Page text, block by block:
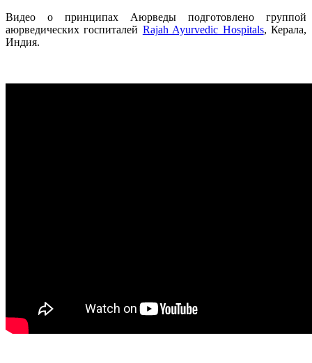
Видео о принципах Аюрведы подготовлено группой
аюрведических госпиталей Rajah Ayurvedic Hospitals, Керала,
Индия.